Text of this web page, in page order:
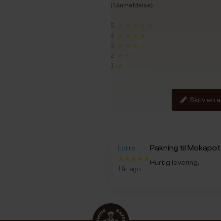
(1 Anmeldelse)
5 ★★★★★
★★★★☆
3 ★★★☆☆
2 ★★☆☆☆
★☆☆☆☆
Skriv en
Lotte
1 år ago
Pakning til Mokapot
Hurtig levering.